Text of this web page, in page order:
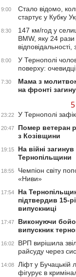
9:00
Стало відомо,
стартує у Кубку
8:30
147 км/год у
BMW, яку 24
8:00
У Тернополі
поверху:
7:30
Мама з
на фронті
23:22 У Тернополі
20:47
Помер ветеран
з Козівщини
19:15
На війні
Тернопільщини
18:55
Чемпіон світу
«Ниви»
17:54
На
підтвердив 15-
випускниці
17:47
Виконуючи
випускник
16:02
ВРП вирішила
райсуду через
14:08
Ліфт у Бучацькій
фігурує в